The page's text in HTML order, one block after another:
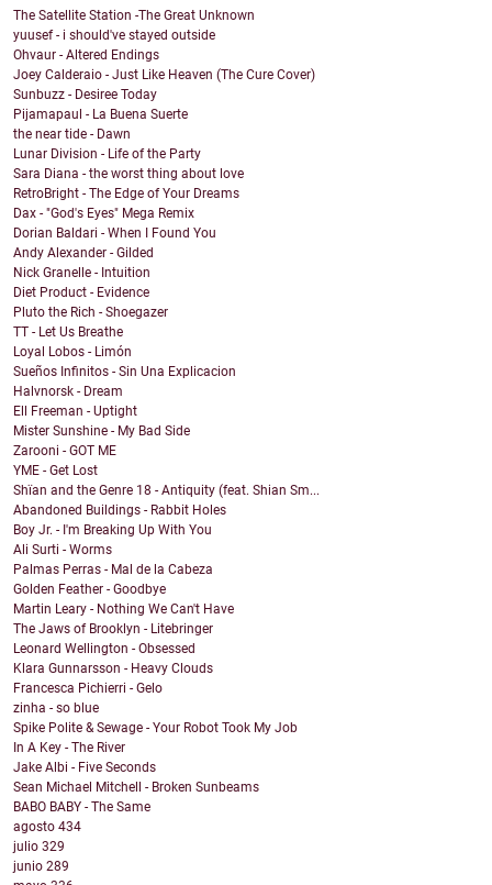
The Satellite Station -The Great Unknown
yuusef - i should've stayed outside
Ohvaur - Altered Endings
Joey Calderaio - Just Like Heaven (The Cure Cover)
Sunbuzz - Desiree Today
Pijamapaul - La Buena Suerte
the near tide - Dawn
Lunar Division - Life of the Party
Sara Diana - the worst thing about love
RetroBright - The Edge of Your Dreams
Dax - "God's Eyes" Mega Remix
Dorian Baldari - When I Found You
Andy Alexander - Gilded
Nick Granelle - Intuition
Diet Product - Evidence
Pluto the Rich - Shoegazer
TT - Let Us Breathe
Loyal Lobos - Limón
Sueños Infinitos - Sin Una Explicacion
Halvnorsk - Dream
Ell Freeman - Uptight
Mister Sunshine - My Bad Side
Zarooni - GOT ME
YME - Get Lost
Shïan and the Genre 18 - Antiquity (feat. Shian Sm...
Abandoned Buildings - Rabbit Holes
Boy Jr. - I'm Breaking Up With You
Ali Surti - Worms
Palmas Perras - Mal de la Cabeza
Golden Feather - Goodbye
Martin Leary - Nothing We Can't Have
The Jaws of Brooklyn - Litebringer
Leonard Wellington - Obsessed
Klara Gunnarsson - Heavy Clouds
Francesca Pichierri - Gelo
zinha - so blue
Spike Polite & Sewage - Your Robot Took My Job
In A Key - The River
Jake Albi - Five Seconds
Sean Michael Mitchell - Broken Sunbeams
BABO BABY - The Same
agosto 434
julio 329
junio 289